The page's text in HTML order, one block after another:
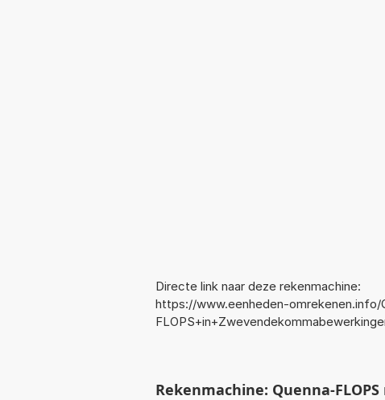
Directe link naar deze rekenmachine:
https://www.eenheden-omrekenen.info/
Rekenmachine: Quenna-